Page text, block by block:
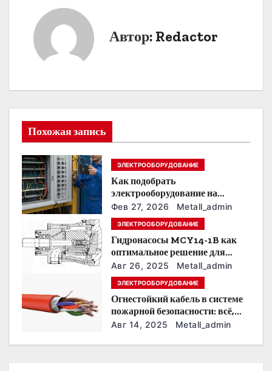
ц
я
п
о
з
а
с
Автор: Redactor
Похожая запись
ЭЛЕКТРООБОРУДОВАНИЕ
Как подобрать
электрооборудование на
предприятии под тяжелые
условия эксплуатации
Фев 27, 2026 Metall_admin
ЭЛЕКТРООБОРУДОВАНИЕ
Гидронасосы MCY14-1B как
оптимальное решение для
модернизации гидросистем
Авг 26, 2025 Metall_admin
ЭЛЕКТРООБОРУДОВАНИЕ
Огнестойкий кабель в системе
пожарной безопасности: всё,
что нужно знать
Авг 14, 2025 Metall_admin